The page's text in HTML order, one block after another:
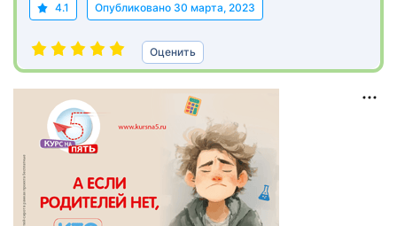
4.1 Опубликовано 30 марта, 2023
Оценить